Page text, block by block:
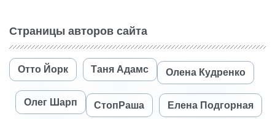
Страницы авторов сайта
Отто Йорк Таня Адамс Олена Кудренко
Олег Шарп СтопРаша Елена Подгорная